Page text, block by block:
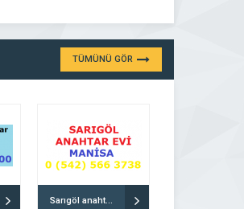
TÜMÜNÜ GÖR
Sarıgöl anahtar evi